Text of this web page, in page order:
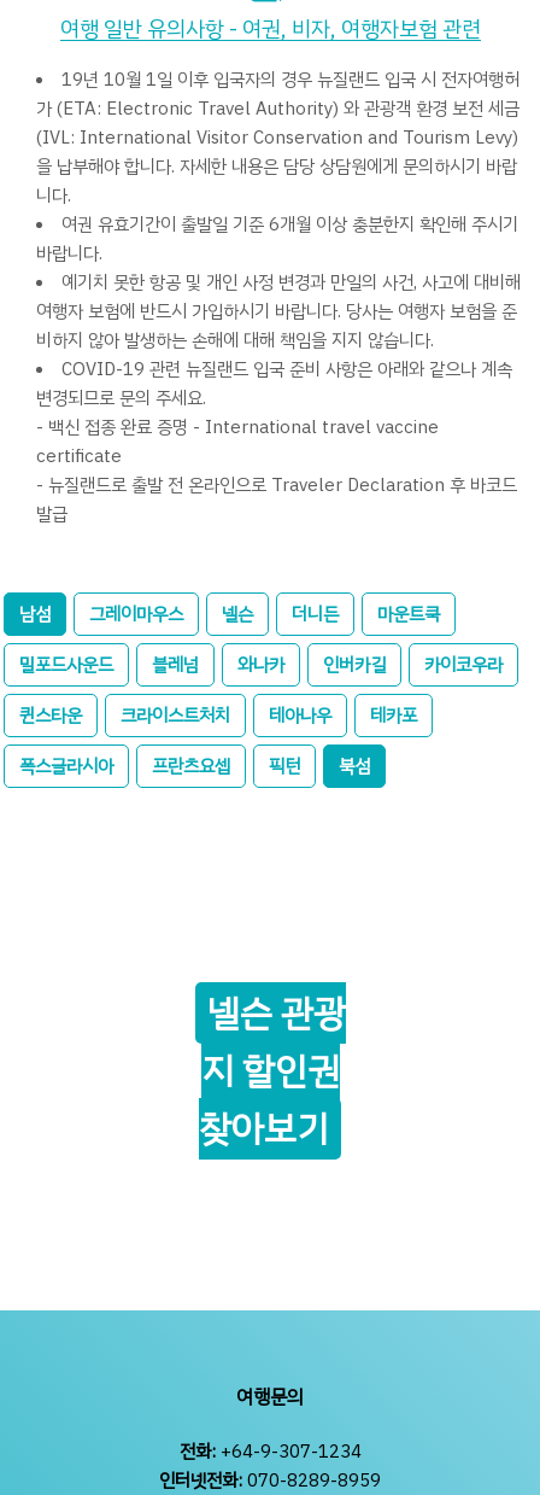
여행 일반 유의사항 - 여권, 비자, 여행자보험 관련
19년 10월 1일 이후 입국자의 경우 뉴질랜드 입국 시 전자여행허
가 (ETA: Electronic Travel Authority) 와 관광객 환경 보전 세금
(IVL: International Visitor Conservation and Tourism Levy)
을 납부해야 합니다. 자세한 내용은 담당 상담원에게 문의하시기 바랍
니다.
여권 유효기간이 출발일 기준 6개월 이상 충분한지 확인해 주시기
바랍니다.
예기치 못한 항공 및 개인 사정 변경과 만일의 사건, 사고에 대비해
여행자 보험에 반드시 가입하시기 바랍니다. 당사는 여행자 보험을 준
비하지 않아 발생하는 손해에 대해 책임을 지지 않습니다.
COVID-19 관련 뉴질랜드 입국 준비 사항은 아래와 같으나 계속
변경되므로 문의 주세요.
- 백신 접종 완료 증명 - International travel vaccine
certificate
- 뉴질랜드로 출발 전 온라인으로 Traveler Declaration 후 바코드
발급
남섬 그레이마우스 넬슨 더니든
마운트쿡
밀포드사운드
블레넘 와나카 인버카길
카이코우라
퀸스타운
크라이스트처치 테아나우
테카포
폭스글라시아
프란츠요셉 픽턴 북섬
넬슨 관광
지 할인권
찾아보기
여행문의
전화:+64-9-307-1234
인터넷전화:070-8289-8959